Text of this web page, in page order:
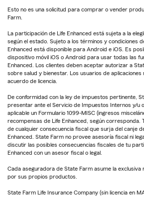
Esto no es una solicitud para comprar o vender
Farm.
La participación de Life Enhanced está sujeta a la
según el estado. Sujeto a los términos y condiciones
Enhanced está disponible para Android e iOS. Es
dispositivo móvil iOS o Android para usar todas las
Enhanced. Los clientes deben aceptar autorizar a
sobre salud y bienestar. Los usuarios de
acuerdo de licencia.
De conformidad con la ley de impuestos pertinente,
presentar ante el Servicio de Impuestos Internos y/u
aplicable un Formulario 1099-MISC (ingresos
recompensas de Life Enhanced, según corresponda.
de cualquier consecuencia fiscal que surja del canje
Enhanced. State Farm no provee asesoría fiscal ni
discutir las posibles consecuencias fiscales de tu
Enhanced con un asesor fiscal o legal.
Cada aseguradora de State Farm asume la exclusiva
por sus propios productos.
State Farm Life Insurance Company (sin licencia en